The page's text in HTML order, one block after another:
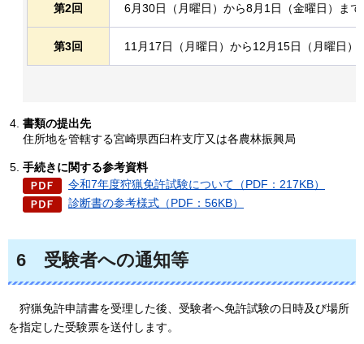
第2回 6月30日（月曜日）から8月1日（金曜日）まで
第3回 11月17日（月曜日）から12月15日（月曜日）
書類の提出先
住所地を管轄する宮崎県西臼杵支庁又は各農林振興局
手続きに関する参考資料
令和7年度狩猟免許試験について（PDF：217KB）
診断書の参考様式（PDF：56KB）
6 受験者への通知等
狩猟免許申請書を受理した後、受験者へ免許試験の日時及び場所
を指定した受験票を送付します。